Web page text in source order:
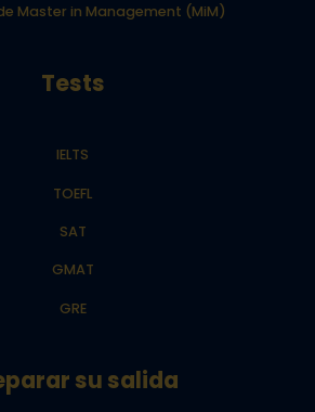
Master in Management (MiM)
Tests
IELTS
TOEFL
SAT
GMAT
GRE
su salida